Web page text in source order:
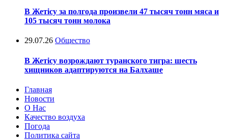
В Жетісу за полгода произвели 47 тысяч тонн мяса и
105 тысяч тонн молока
29.07.26 Общество
В Жетісу возрождают туранского тигра: шесть
хищников адаптируются на Балхаше
Главная
Новости
О Нас
Качество воздуха
Погода
Политика сайта